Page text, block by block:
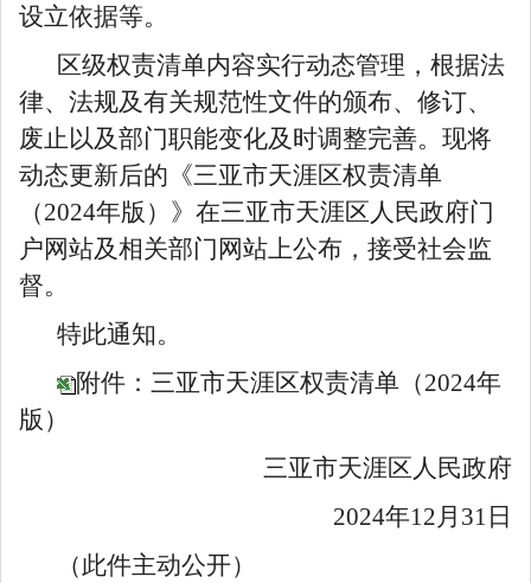
设立依据等。
区级权责清单内容实行动态管理，根据法
律、法规及有关规范性文件的颁布、修订、
废止以及部门职能变化及时调整完善。现将
动态更新后的《三亚市天涯区权责清单
（2024年版）》在三亚市天涯区人民政府门
户网站及相关部门网站上公布，接受社会监
督。
特此通知。
附件：三亚市天涯区权责清单（2024年
版）
三亚市天涯区人民政府
2024年12 月 31 日
（此件主动公开）